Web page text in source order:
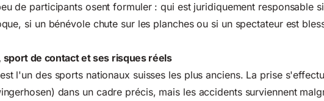
de participants osent formuler : qui est juridiquement responsable
si un bénévole chute sur les planches ou si un spectateur est
sport de contact et ses risques réels
l'un des sports nationaux suisses les plus anciens. La prise
dans un cadre précis, mais les accidents surviennent